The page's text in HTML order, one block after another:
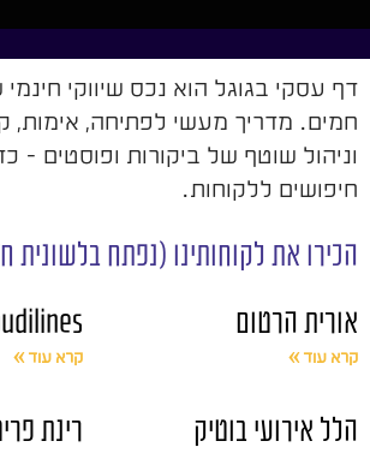
דף עסקי בגוגל הוא נכס שיווקי
חמים. מדריך מעשי לפתיחה, אימות,
וניהול שוטף של ביקורות ופוסטים -
חיפושים ללקוחות.
הכירו את לקוחותינו (נפתח
אורית הרטום
קרא עוד » קרא עוד »
הלל אירועי בוטיק רינת